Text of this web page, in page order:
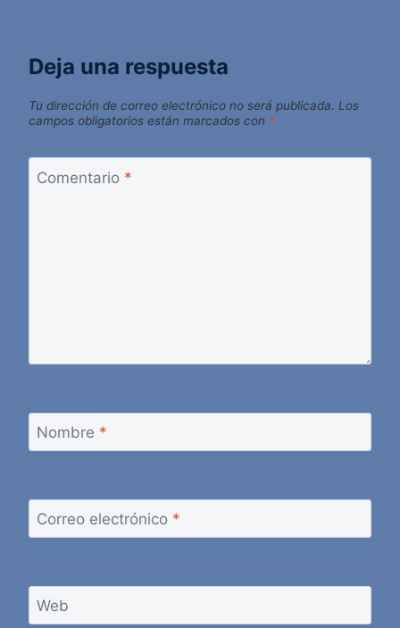
Deja una respuesta
Tu dirección de correo electrónico no será publicada. Los
campos obligatorios están marcados con *
Comentario *
Nombre *
Correo electrónico *
Web